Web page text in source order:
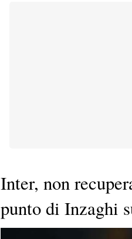
Inter, non
punto di Inzaghi